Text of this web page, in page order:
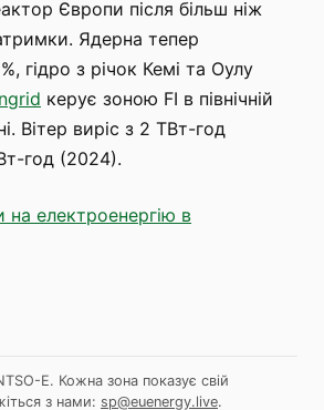
Європи після більш ніж
Ядерна тепер
гідро з річок Кемі та Оулу
керує зоною FI в північній
Вітер виріс з 2 ТВт-год
год (2024).
на електроенергію в
E. Кожна зона показує свій
з нами: sp@euenergy.live.